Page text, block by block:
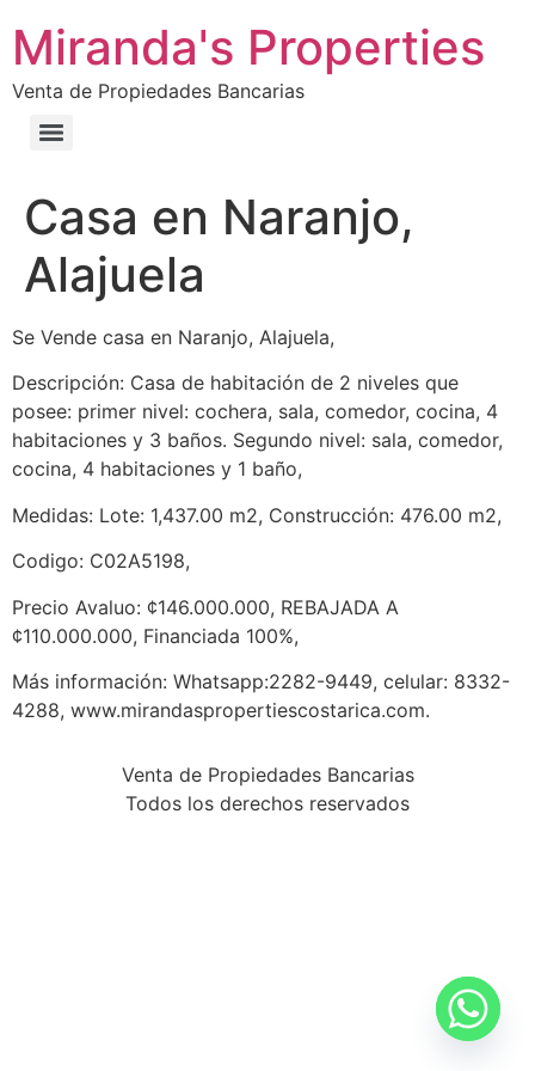
Miranda's Properties
Venta de Propiedades Bancarias
Casa en Naranjo,
Alajuela
Se Vende casa en Naranjo, Alajuela,
Descripción: Casa de habitación de 2 niveles que
posee: primer nivel: cochera, sala, comedor, cocina, 4
habitaciones y 3 baños. Segundo nivel: sala, comedor,
cocina, 4 habitaciones y 1 baño,
Medidas: Lote: 1,437.00 m2, Construcción: 476.00 m2,
Codigo: C02A5198,
Precio Avaluo: ¢146.000.000, REBAJADA A
¢110.000.000, Financiada 100%,
Más información: Whatsapp:2282-9449, celular: 8332-
4288, www.mirandaspropertiescostarica.com.
Venta de Propiedades Bancarias
Todos los derechos reservados